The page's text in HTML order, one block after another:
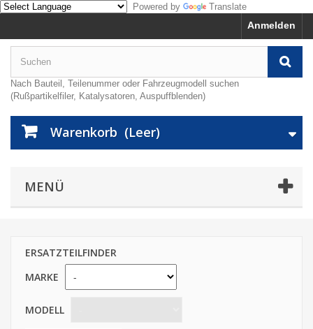
Powered by Translate
Anmelden
Nach Bauteil, Teilenummer oder Fahrzeugmodell suchen
(Rußpartikelfiler, Katalysatoren, Auspuffblenden)
Warenkorb (Leer)
MENÜ
ERSATZTEILFINDER
MARKE
MODELL